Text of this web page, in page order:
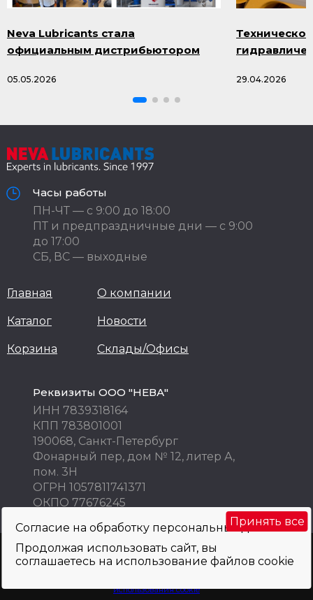
Согласие на обработку персональных данных
Продолжая использовать сайт, вы
соглашаетесь на использование файлов cookie
Принять все
Neva Lubricants стала
официальным дистрибьютором
05.05.2026 29.04.2026
Часы работы
ПН-ЧТ — с 9:00 до 18:00
ПТ и предпраздничные дни — с 9:00
до 17:00
СБ, ВС — выходные
Главная
Каталог
Корзина
О компании
Новости
Склады/Офисы
Реквизиты ООО "НЕВА"
ИНН 7839318164
КПП 783801001
190068, Санкт-Петербург
Фонарный пер, дом № 12, литер А,
пом. 3Н
ОГРН 1057811741371
ОКПО 77676245
Внимание! Цены указаны исключительно в информационных целях! Не
являются публичной офертой и не могут быть использованы как
коммерческое предложение. Просьба уточнять по телефону, e-mail, при
использования cookie